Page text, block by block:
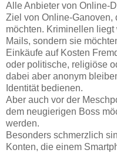
Alle Anbieter von Online-
Ziel von Online-Ganoven,
möchten. Kriminellen
Mails, sondern sie
Einkäufe auf Kosten
oder politische, religiöse
dabei aber anonym
Identität bedienen.
Aber auch vor der
dem neugierigen Boss
werden.
Besonders schmerzlich
Konten, die einem